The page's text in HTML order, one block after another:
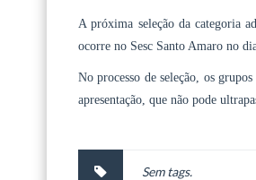
A próxima seleção da categoria
ocorre no Sesc Santo Amaro no
No processo de seleção, os
apresentação, que não pode
Sem tags.